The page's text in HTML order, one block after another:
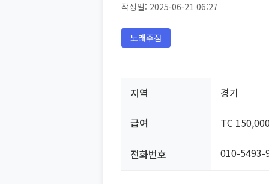
작성일: 2025-06-21 06:27
노래주점
지역 경기
급여 TC
전화번호 010-5493-